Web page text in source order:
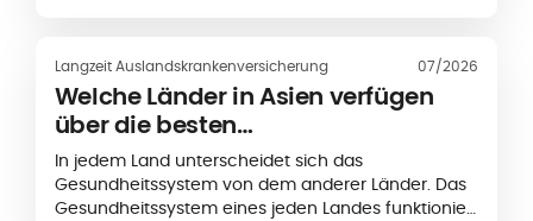
zunächst selbst bezahlen und anschließend zur
Erstattung einreichen oder können bei bestimmten
medizinischen Einrichtungen von einer
Direktabrechnung profitieren. So funktionieren
Erstattungen bei einer internationalen
Krankenversicherung.
Langzeit Auslandskrankenversicherung 07/2026
Welche Länder in Asien verfügen
über die besten
Gesundheitssysteme?
In jedem Land unterscheidet sich das
Gesundheitssystem von dem anderer Länder. Das
Gesundheitssystem eines jeden Landes funktioniert